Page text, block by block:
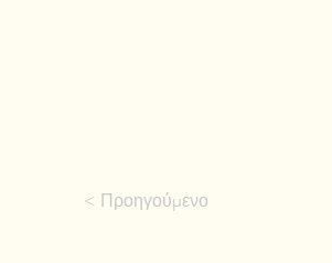
< Προηγούμενο